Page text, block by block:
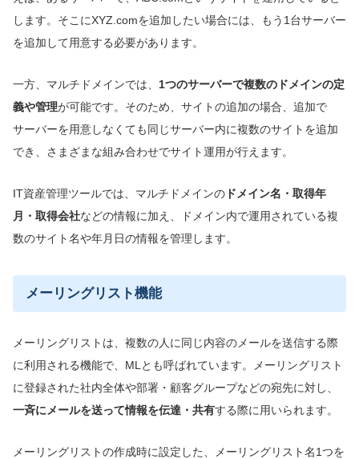
します。そこにXYZ.comを追加したい場合には、もう1台サーバー
を追加して用意する必要があります。
一方、マルチドメインでは、 1つのサーバーで複数のドメインの定
義や管理が可能です。そのため、サイトの追加の場合、追加で
サーバーを用意しなくても同じサーバー内に複数のサイトを追加
でき、さまざまな組み合わせでサイト運用が行えます。
IT資産管理ツールでは、マルチドメインの ドメイン名・取得年
月・取得会社などの情報に加え、ドメイン内で運用されている複
数のサイト名や年月日の情報を管理します。
メーリングリスト機能
メーリングリストは、複数の人に同じ内容のメールを送信する際
に利用される機能で、MLとも呼ばれています。メーリングリスト
に登録された社内全体や部署・顧客グループなどの宛先に対し、
一斉にメールを送って情報を伝達・共有する際に用いられます。
メーリングリストの作成時に設定した、メーリングリスト名1つを